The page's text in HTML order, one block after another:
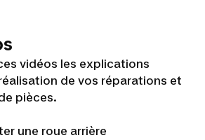
vidéos les explications
de vos réparations et
pièces.
une roue arrière